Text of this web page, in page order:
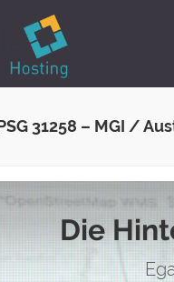
31258 – MGI /
Die